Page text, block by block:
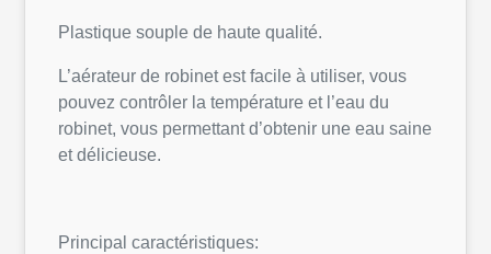
Plastique souple de haute qualité.
L’aérateur de robinet est facile à utiliser, vous
pouvez contrôler la température et l’eau du
robinet, vous permettant d’obtenir une eau saine
et délicieuse.
Principal caractéristiques: